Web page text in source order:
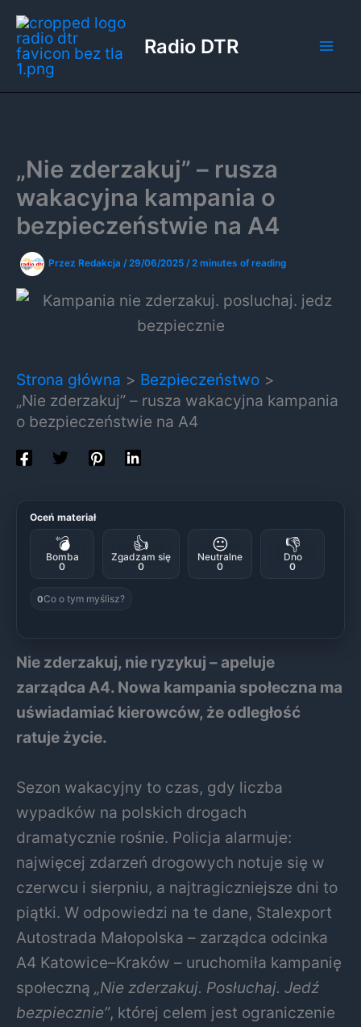
Przejdź
do
treści
Radio DTR
„Nie zderzakuj” – rusza
wakacyjna kampania o
bezpieczeństwie na A4
Przez Redakcja /29/06/2025 /2 minutes of reading
Strona główna
Bezpieczeństwo
„Nie zderzakuj” – rusza wakacyjna kampania
o bezpieczeństwie na A4
Oceń materiał
💣
Bomba
0
👍
Zgadzam się
0
😐
Neutralne
0
👎
Dno
0
0Co o tym myślisz?
Nie zderzakuj, nie ryzykuj – apeluje
zarządca A4. Nowa kampania społeczna ma
uświadamiać kierowców, że odległość
ratuje życie.
Sezon wakacyjny to czas, gdy liczba
wypadków na polskich drogach
dramatycznie rośnie. Policja alarmuje:
najwięcej zdarzeń drogowych notuje się w
czerwcu i sierpniu, a najtragiczniejsze dni to
piątki. W odpowiedzi na te dane, Stalexport
Autostrada Małopolska – zarządca odcinka
A4 Katowice–Kraków – uruchomiła kampanię
społeczną „Nie zderzakuj. Posłuchaj. Jedź
bezpiecznie”, której celem jest ograniczenie